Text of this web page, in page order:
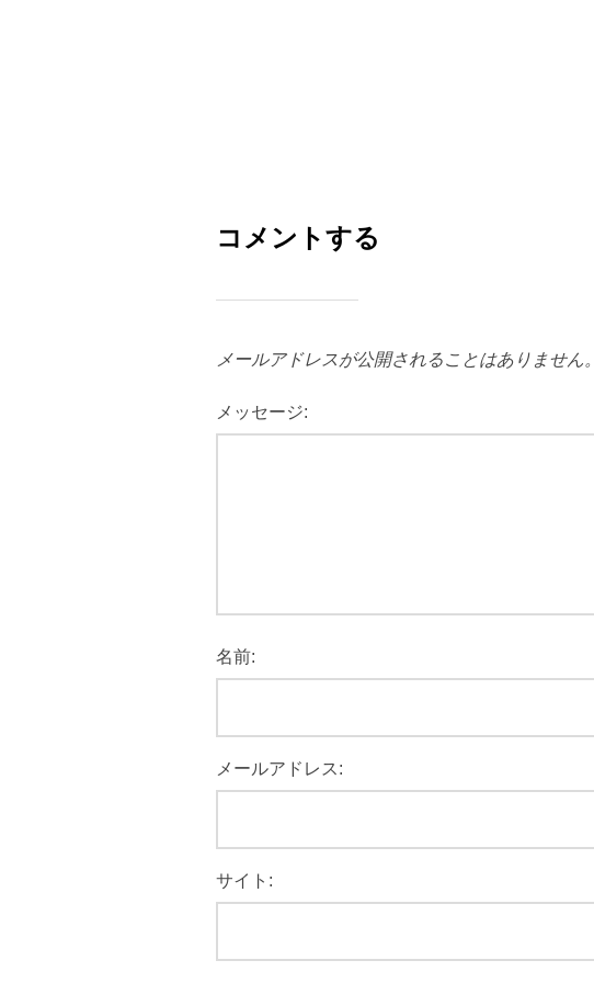
コメントする
メールアドレスが公開されることはありません。
メッセージ:
名前:
メールアドレス:
サイト: